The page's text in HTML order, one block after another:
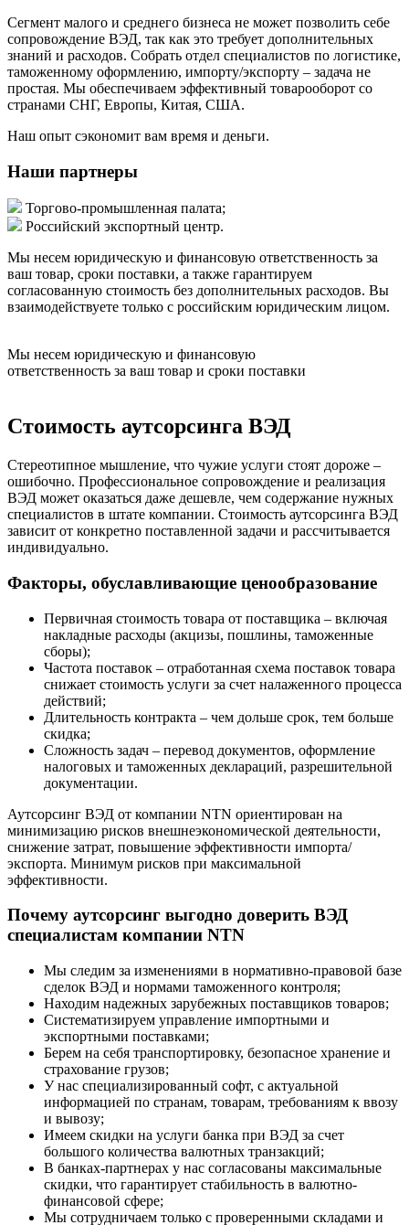
Сегмент малого и среднего бизнеса не может позволить себе
сопровождение ВЭД, так как это требует дополнительных
знаний и расходов. Собрать отдел специалистов по логистике,
таможенному оформлению, импорту/экспорту – задача не
простая. Мы обеспечиваем эффективный товарооборот со
странами СНГ, Европы, Китая, США.
Наш опыт сэкономит вам время и деньги.
Наши партнеры
Торгово-промышленная палата;
Российский экспортный центр.
Мы несем юридическую и финансовую ответственность за
ваш товар, сроки поставки, а также гарантируем
согласованную стоимость без дополнительных расходов. Вы
взаимодействуете только с российским юридическим лицом.
Мы несем юридическую и финансовую
ответственность за ваш товар и сроки поставки
Стоимость аутсорсинга ВЭД
Стереотипное мышление, что чужие услуги стоят дороже –
ошибочно. Профессиональное сопровождение и реализация
ВЭД может оказаться даже дешевле, чем содержание нужных
специалистов в штате компании. Стоимость аутсорсинга ВЭД
зависит от конкретно поставленной задачи и рассчитывается
индивидуально.
Факторы, обуславливающие ценообразование
Первичная стоимость товара от поставщика – включая
накладные расходы (акцизы, пошлины, таможенные
сборы);
Частота поставок – отработанная схема поставок товара
снижает стоимость услуги за счет налаженного процесса
действий;
Длительность контракта – чем дольше срок, тем больше
скидка;
Сложность задач – перевод документов, оформление
налоговых и таможенных деклараций, разрешительной
документации.
Аутсорсинг ВЭД от компании NTN ориентирован на
минимизацию рисков внешнеэкономической деятельности,
снижение затрат, повышение эффективности импорта/
экспорта. Минимум рисков при максимальной
эффективности.
Почему аутсорсинг выгодно доверить ВЭД
специалистам компании NTN
Мы следим за изменениями в нормативно-правовой базе
сделок ВЭД и нормами таможенного контроля;
Находим надежных зарубежных поставщиков товаров;
Систематизируем управление импортными и
экспортными поставками;
Берем на себя транспортировку, безопасное хранение и
страхование грузов;
У нас специализированный софт, с актуальной
информацией по странам, товарам, требованиям к ввозу
и вывозу;
Имеем скидки на услуги банка при ВЭД за счет
большого количества валютных транзакций;
В банках-партнерах у нас согласованы максимальные
скидки, что гарантирует стабильность в валютно-
финансовой сфере;
Мы сотрудничаем только с проверенными складами и